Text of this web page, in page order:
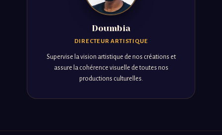
Doumbia
DIRECTEUR ARTISTIQUE
Supervise la vision artistique de nos créations et
assure la cohérence visuelle de toutes nos
productions culturelles.